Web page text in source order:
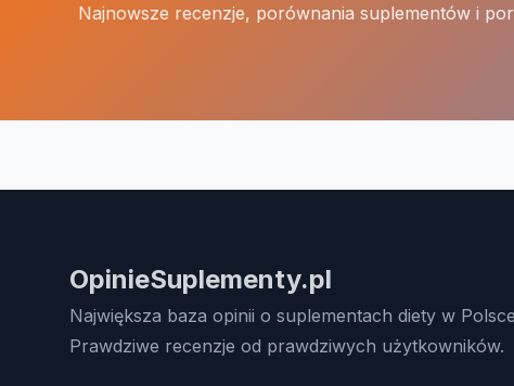
Najnowsze recenzje, porównania suplementów i
OpinieSuplementy.pl
Największa baza opinii o suplementach diety w
Prawdziwe recenzje od prawdziwych użytkowników.